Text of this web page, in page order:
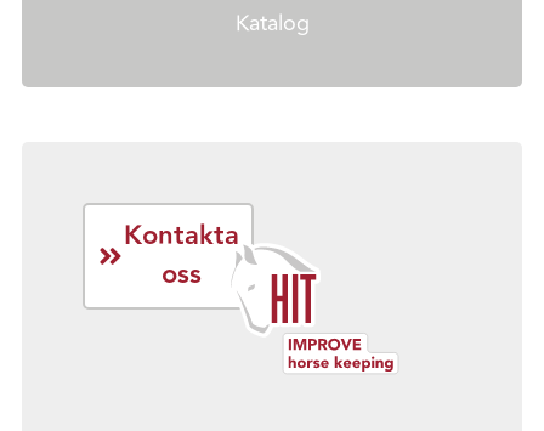
Katalog
Kontakta
oss